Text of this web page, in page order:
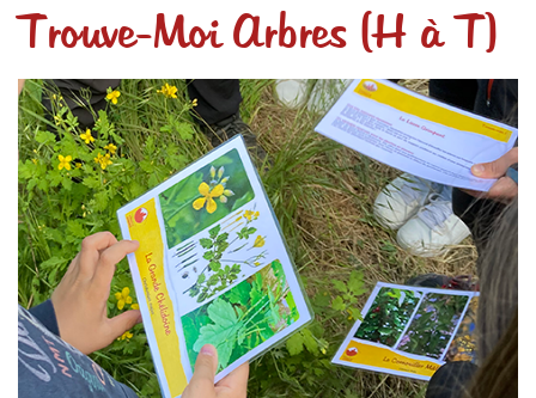
Trouve-Moi Arbres (H à T)